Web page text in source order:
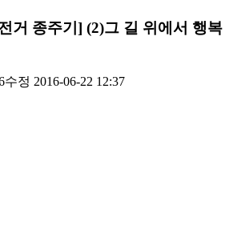
거 종주기] (2)그 길 위에서 행복
수정 2016-06-22 12:37